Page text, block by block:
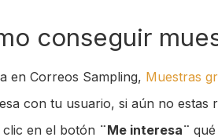
conseguir
en Correos Sampling, Muestras
con tu usuario, si aún no estas
clic en el botón ¨Me interesa¨